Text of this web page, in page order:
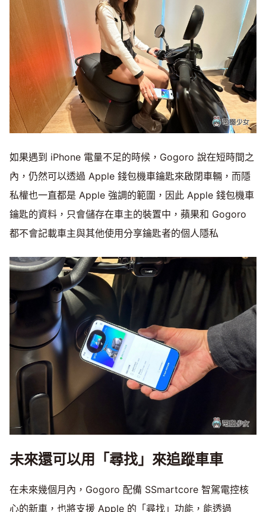
如果遇到 iPhone 電量不足的時候，Gogoro 說在短時間之
內，仍然可以透過 Apple 錢包機車鑰匙來啟閉車輛，而隱
私權也一直都是 Apple 強調的範圍，因此 Apple 錢包機車
鑰匙的資料，只會儲存在車主的裝置中，蘋果和 Gogoro
都不會記載車主與其他使用分享鑰匙者的個人隱私
未來還可以用「尋找」來追蹤車車
在未來幾個月內，Gogoro 配備 SSmartcore 智駕電控核
心的新車，也將支援 Apple 的「尋找」功能，能透過